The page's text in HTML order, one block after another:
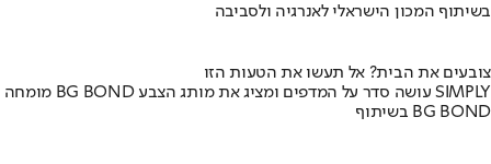
בשיתוף המכון הישראלי לאנרגיה ולסביבה
צובעים את הבית? אל תעשו את הטעות הזו
מומחה BG BOND עושה סדר על המדפים ומציג את מותג הצבע SIMPLY
בשיתוף BG BOND